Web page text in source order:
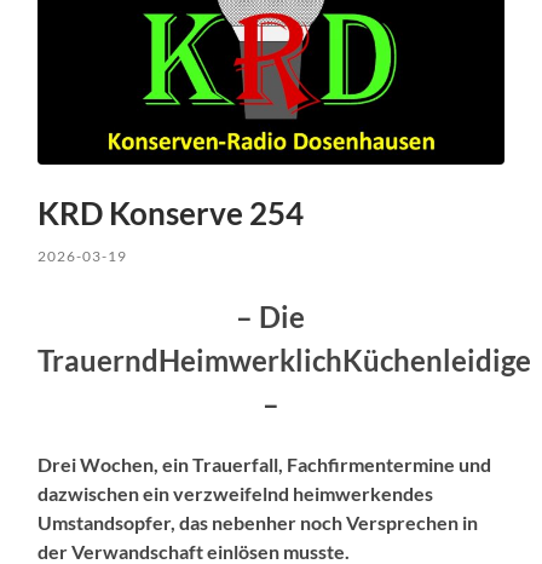
KRD Konserve 254
2026-03-19
– Die
TrauerndHeimwerklichKüchenleidige
–
Drei Wochen,ein Trauerfall, Fachfirmentermine und
dazwischen ein verzweifelnd heimwerkendes
Umstandsopfer, das nebenher noch Versprechen in
der Verwandschaft einlösen musste.